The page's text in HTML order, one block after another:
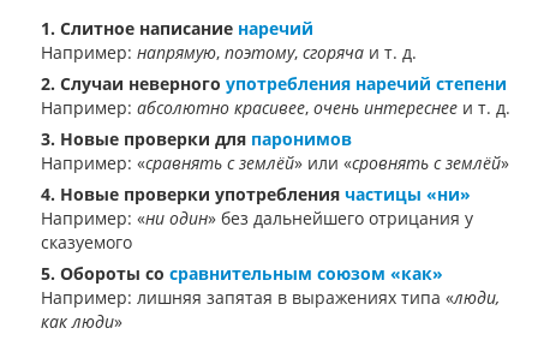
1. Слитное написание наречий
Например: напрямую, поэтому, сгоряча и т. д.
2. Случаи неверного употребления наречий степени
Например: абсолютно красивее, очень интереснее и т. д.
3. Новые проверки для паронимов
Например: «сравнять с землёй» или «сровнять с землёй»
4. Новые проверки употребления частицы «ни»
Например: «ни один» без дальнейшего отрицания у
сказуемого
5. Обороты со сравнительным союзом «как»
Например: лишняя запятая в выражениях типа «люди,
как люди»